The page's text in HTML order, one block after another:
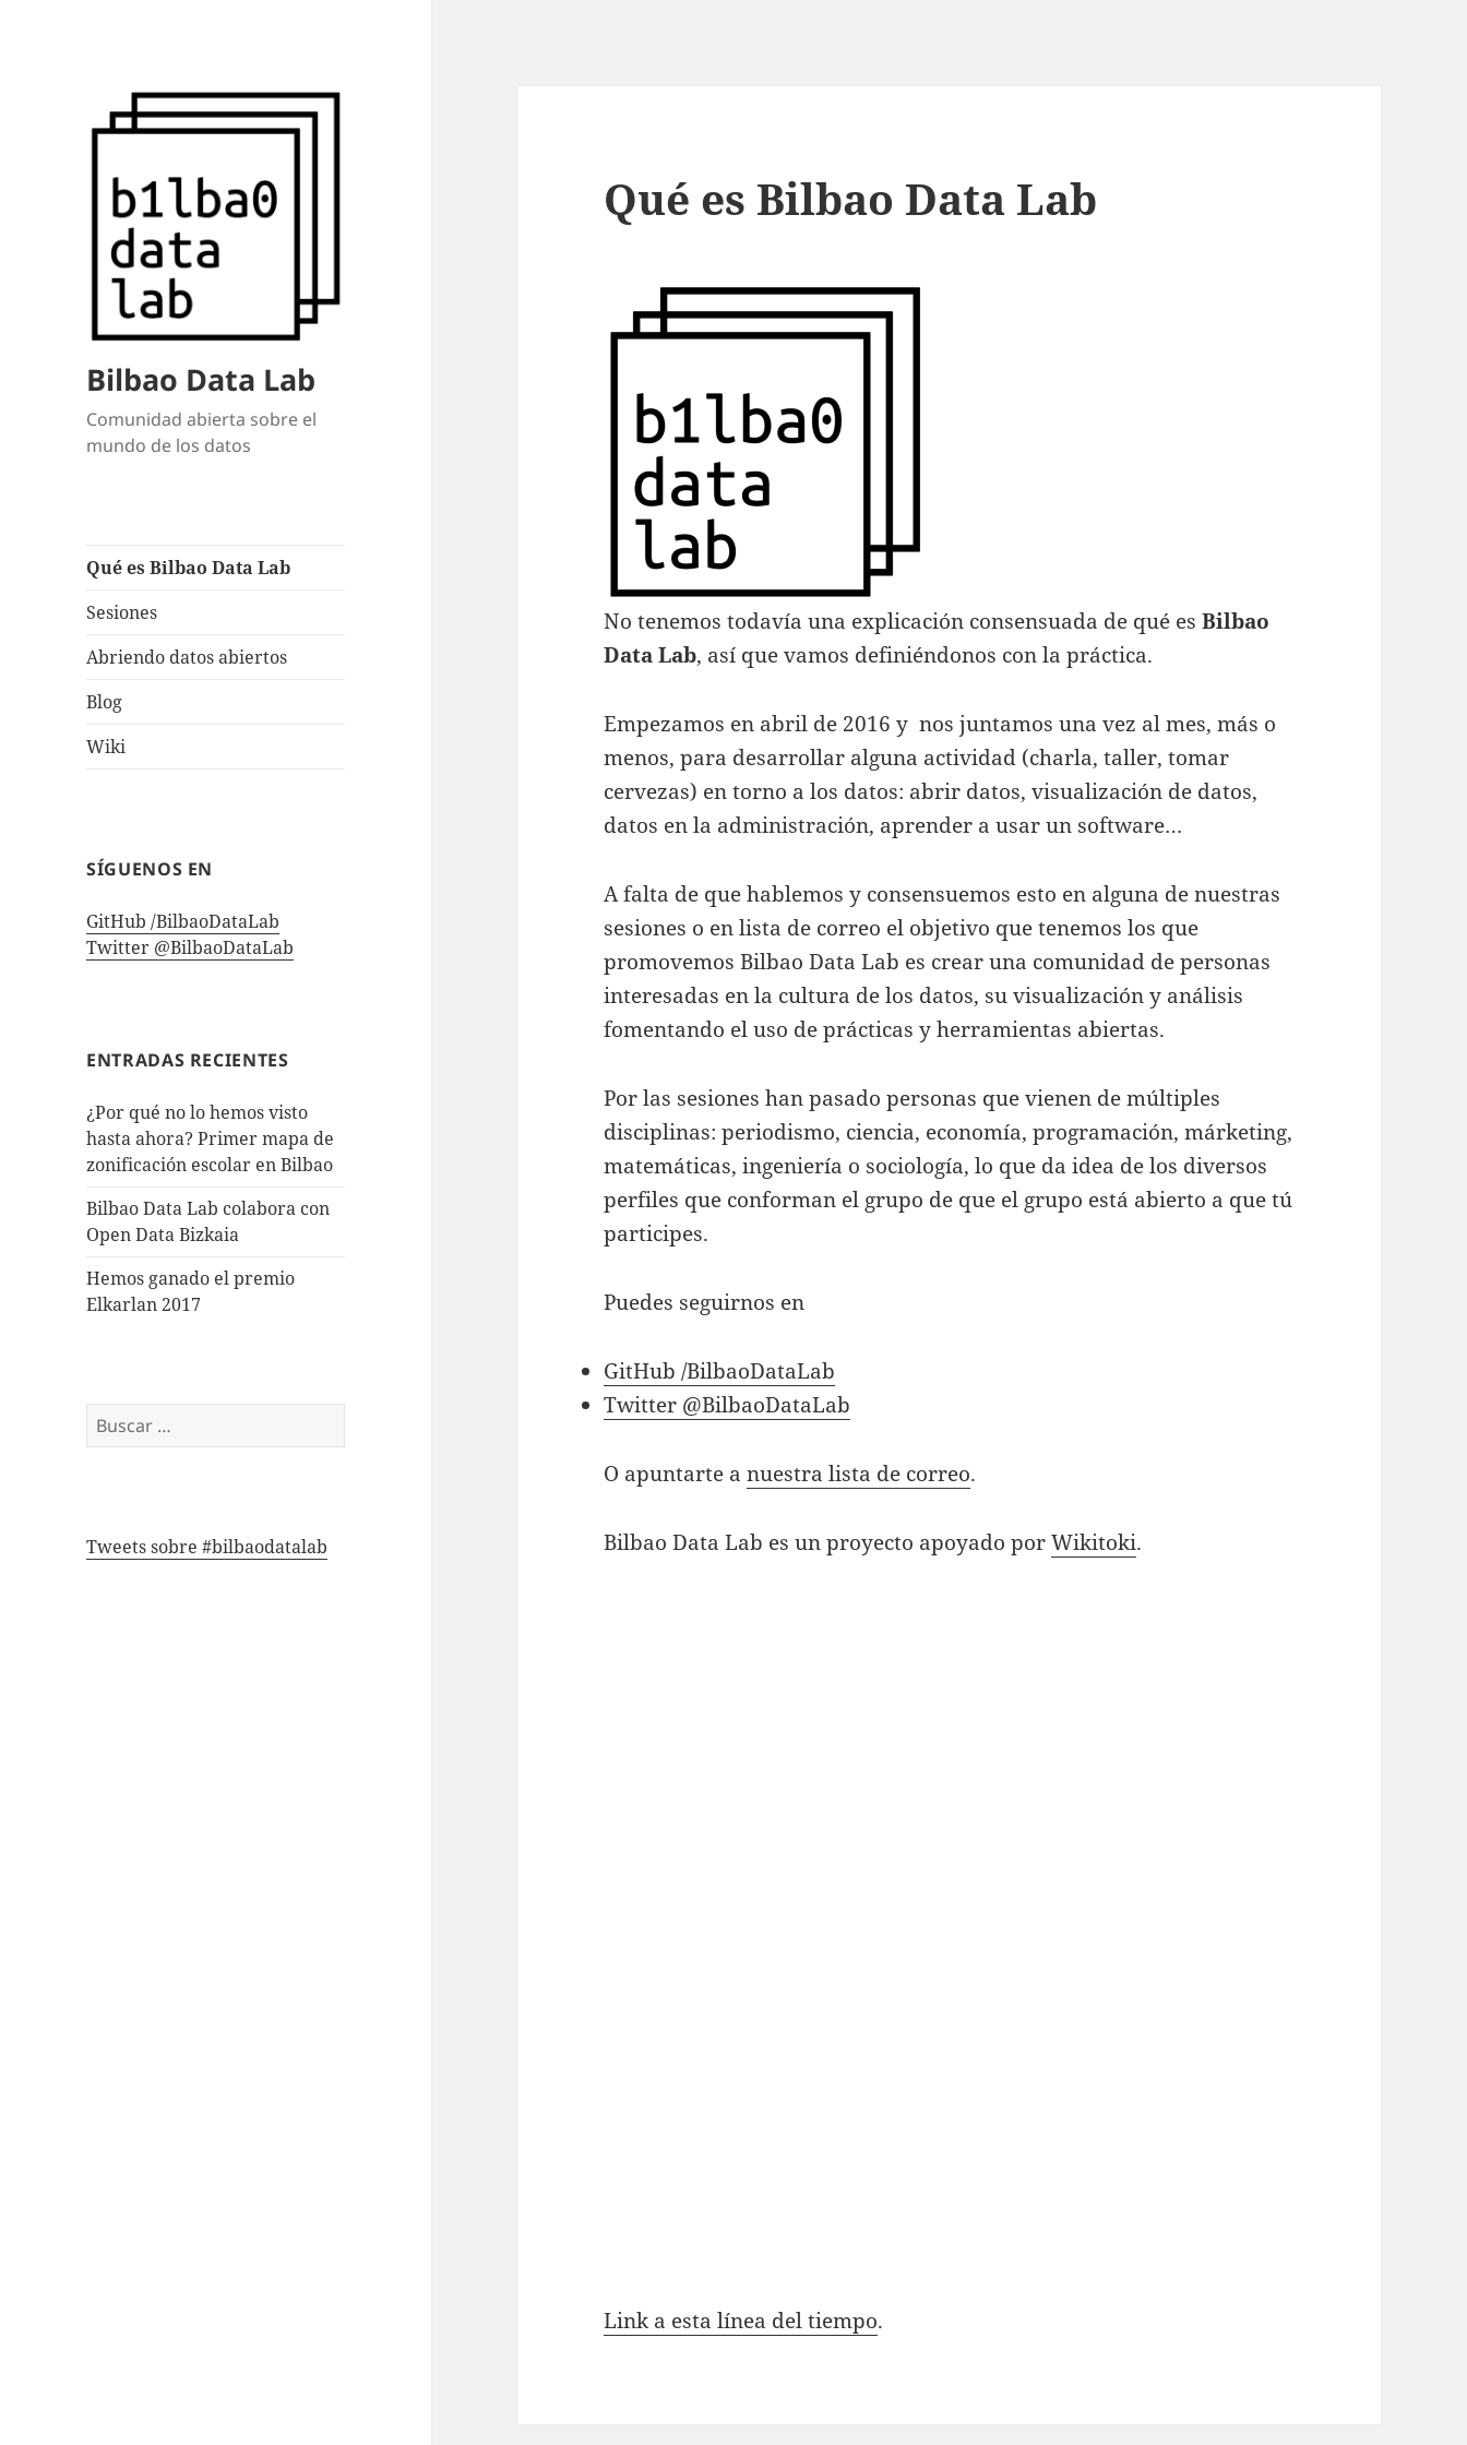
Bilbao Data Lab
Comunidad abierta sobre el
mundo de los datos
Qué es Bilbao Data Lab
Sesiones
Abriendo datos abiertos
Blog
Wiki
SÍGUENOS EN
GitHub /BilbaoDataLab
Twitter @BilbaoDataLab
ENTRADAS RECIENTES
¿Por qué no lo hemos visto
hasta ahora? Primer mapa de
zonificación escolar en Bilbao
Bilbao Data Lab colabora con
Open Data Bizkaia
Hemos ganado el premio
Elkarlan 2017
Buscar:
Tweets sobre #bilbaodatalab
Qué es Bilbao Data Lab
No tenemos todavía una explicación consensuada de qué esBilbao
Data Lab, así que vamos definiéndonos con la práctica.
Empezamos en abril de 2016 y nos juntamos una vez al mes, más o
menos, para desarrollar alguna actividad (charla, taller, tomar
cervezas) en torno a los datos: abrir datos, visualización de datos,
datos en la administración, aprender a usar un software…
A falta de que hablemos y consensuemos esto en alguna de nuestras
sesiones o en lista de correo el objetivo que tenemos los que
promovemos Bilbao Data Lab es crear una comunidad de personas
interesadas en la cultura de los datos, su visualización y análisis
fomentando el uso de prácticas y herramientas abiertas.
Por las sesiones han pasado personas que vienen de múltiples
disciplinas: periodismo, ciencia, economía, programación, márketing,
matemáticas, ingeniería o sociología, lo que da idea de los diversos
perfiles que conforman el grupo de que el grupo está abierto a que tú
participes.
Puedes seguirnos en
GitHub /BilbaoDataLab
Twitter @BilbaoDataLab
O apuntarte anuestra lista de correo.
Bilbao Data Lab es un proyecto apoyado porWikitoki.
Link a esta línea del tiempo.